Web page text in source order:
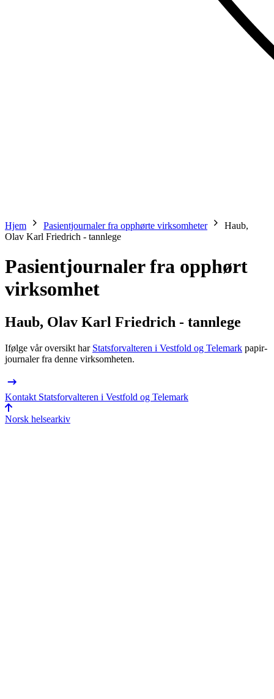
Hjem Pasientjournaler fra opphørte virksomheter
Haub,
Olav Karl Friedrich - tannlege
Pasientjournaler fra opphørt
virksomhet
Haub, Olav Karl Friedrich - tannlege
Ifølge vår oversikt har Statsforvalteren i Vestfold og Telemark papir­
journaler fra denne virksomheten.
Kontakt Statsforvalteren i Vestfold og Telemark
Norsk helsearkiv